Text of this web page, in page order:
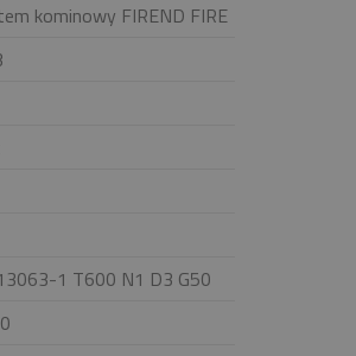
kominowy FIREND FIRE
1 T600 N1 D3 G50